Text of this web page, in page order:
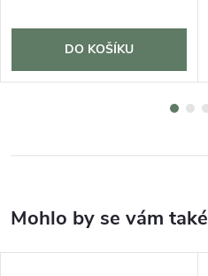
DO KOŠÍKU